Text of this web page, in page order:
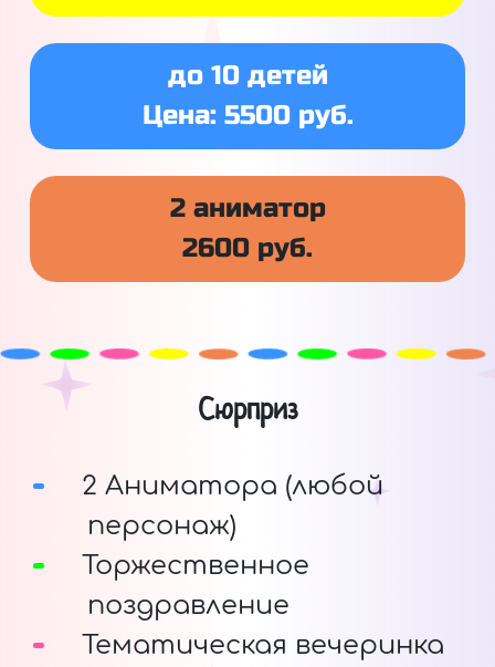
до 10 детей
Цена: 5500 руб.
2 аниматор
2600 руб.
Сюрприз
2 Аниматора (любой
персонаж)
Торжественное
поздравление
Тематическая вечеринка